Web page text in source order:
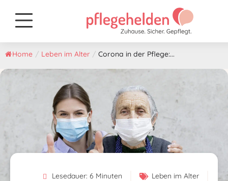
Home / Leben im Alter / Corona in der Pflege:...
Lesedauer: 6 Minuten
Leben im Alter